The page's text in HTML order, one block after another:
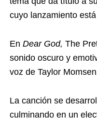
cuyo lanzamiento
En Dear God, The
sonido oscuro y
voz de Taylor
La canción se
culminando en un